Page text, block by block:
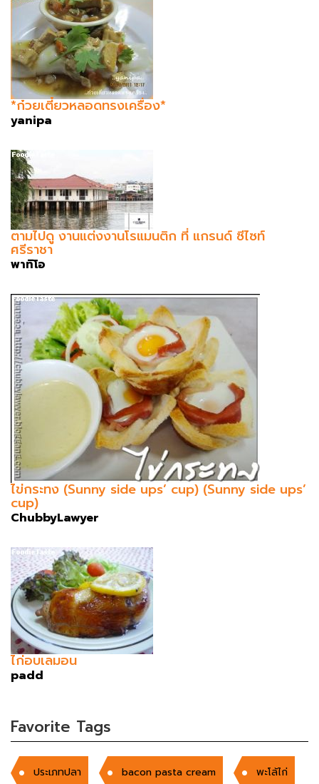
*ก๋วยเตี๋ยวหลอดทรงเครื่อง*
yanipa
ตามไปดู งานแต่งงานโรแมนติก ที่ แกรนด์ ซีไซท์
ศรีราชา
พาทิโอ
ไข่กระทง (Sunny side ups’ cup) (Sunny side ups’
cup)
ChubbyLawyer
ไก่อบเลมอน
padd
Favorite Tags
ประเภทปลา bacon pasta cream พะโล้ไก่